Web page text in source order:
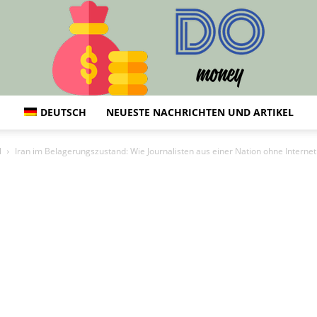
DEUTSCH NEUESTE NACHRICHTEN UND ARTIKEL
Iran im Belagerungszustand: Wie Journalisten aus einer Nation ohne